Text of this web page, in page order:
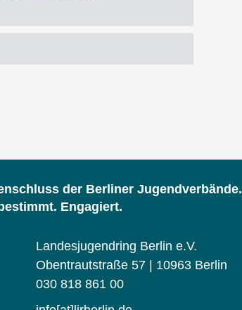
der Berliner Jugendverbände.
Engagiert.
Landesjugendring Berlin e.V.
Obentrautstraße 57 | 10963 Berlin
030 818 861 00